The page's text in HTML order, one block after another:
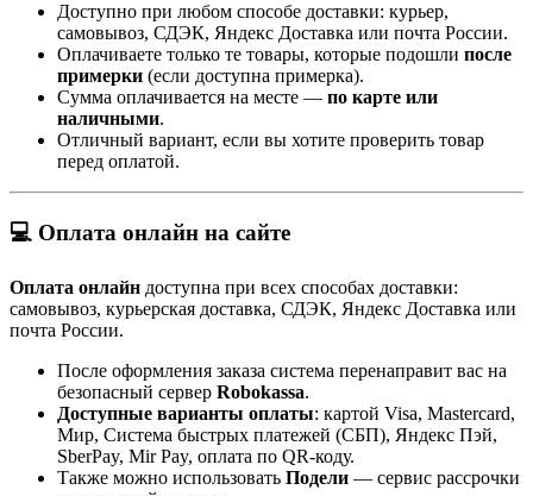
Доступно при любом способе доставки: курьер,
самовывоз, СДЭК, Яндекс Доставка или почта России.
Оплачиваете только те товары, которые подошли после
примерки (если доступна примерка).
Сумма оплачивается на месте — по карте или
наличными.
Отличный вариант, если вы хотите проверить товар
перед оплатой.
💻 Оплата онлайн на сайте
Оплата онлайн доступна при всех способах доставки:
самовывоз, курьерская доставка, СДЭК, Яндекс Доставка или
почта России.
После оформления заказа система перенаправит вас на
безопасный сервер Robokassa.
Доступные варианты оплаты: картой Visa, Mastercard,
Мир, Система быстрых платежей (СБП), Яндекс Пэй,
SberPay, Mir Pay, оплата по QR-коду.
Также можно использовать Подели — сервис рассрочки